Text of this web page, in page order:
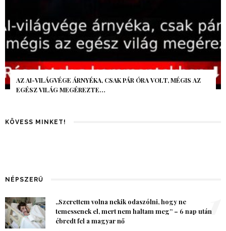
AZ AI-VILÁGVÉGE ÁRNYÉKA, CSAK PÁR ÓRA VOLT, MÉGIS AZ
EGÉSZ VILÁG MEGÉREZTE…
KÖVESS MINKET!
NÉPSZERŰ
„Szerettem volna nekik odaszólni, hogy ne
temessenek el, mert nem haltam meg” – 6 nap után
ébredt fel a magyar nő
1